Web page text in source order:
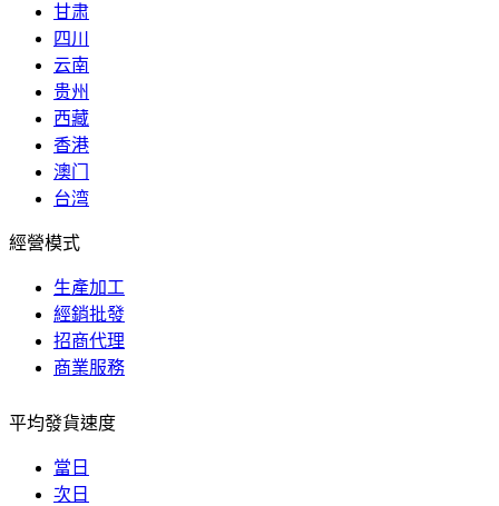
甘肃
四川
云南
贵州
西藏
香港
澳门
台湾
經營模式
生產加工
經銷批發
招商代理
商業服務
平均發貨速度
當日
次日